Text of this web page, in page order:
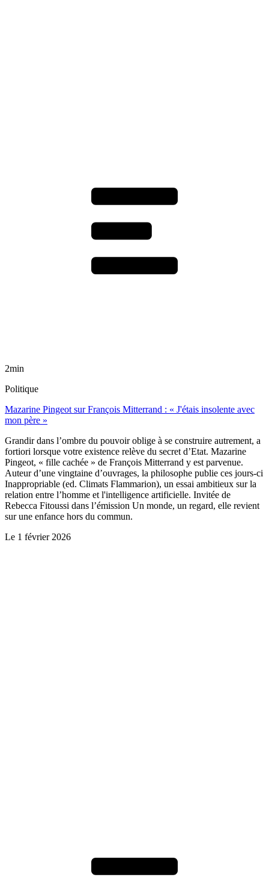
2min
Politique
Mazarine Pingeot sur François Mitterrand : « J'étais insolente avec
mon père »
Grandir dans l’ombre du pouvoir oblige à se construire autrement, a
fortiori lorsque votre existence relève du secret d’Etat. Mazarine
Pingeot, « fille cachée » de François Mitterrand y est parvenue.
Auteur d’une vingtaine d’ouvrages, la philosophe publie ces jours-ci
Inappropriable (ed. Climats Flammarion), un essai ambitieux sur la
relation entre l’homme et l'intelligence artificielle. Invitée de
Rebecca Fitoussi dans l’émission Un monde, un regard, elle revient
sur une enfance hors du commun.
Le 1 février 2026